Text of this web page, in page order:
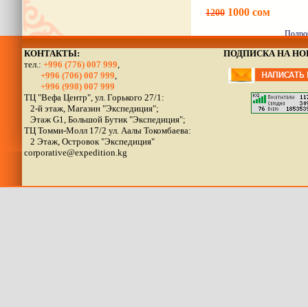
1200 1000 сом
КОНТАКТЫ:
тел.: +996 (776) 007 999,
+996 (706) 007 999,
+996 (998) 007 999
ТЦ "Вефа Центр", ул. Горького 27/1:
2-й этаж, Магазин "Экспедиция";
Этаж G1, Большой Бутик "Экспедиция";
ТЦ Томми-Молл 17/2 ул. Аалы Токомбаева:
2 Этаж, Островок "Экспедиция"
corporative@expedition.kg
ПОДПИСКА НА